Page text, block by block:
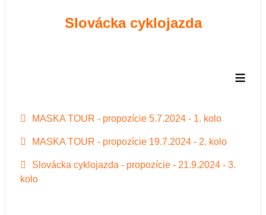
Slovácka cyklojazda
≡
MASKA TOUR - propozície 5.7.2024 - 1. kolo
MASKA TOUR - propozície 19.7.2024 - 2. kolo
Slovácka cyklojazda - propozície - 21.9.2024 - 3.
kolo